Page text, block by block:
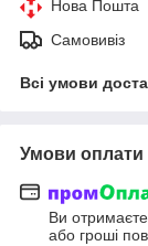
Нова Пошта
Самовивіз
Всі умови
Умови оплати
Ви
або гроші